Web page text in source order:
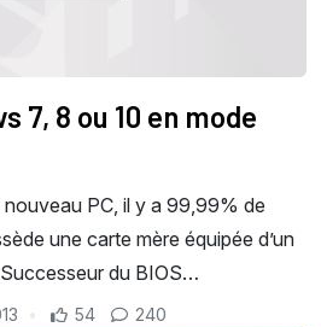
7, 8 ou 10 en mode
PC, il y a 99,99% de
une carte mère équipée d’un
du BIOS…
54 240